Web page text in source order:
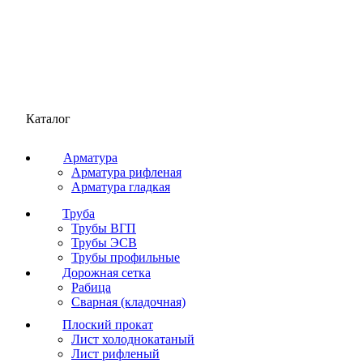
Каталог
Арматура
Арматура рифленая
Арматура гладкая
Труба
Трубы ВГП
Трубы ЭСВ
Трубы профильные
Дорожная сетка
Рабица
Сварная (кладочная)
Плоский прокат
Лист холоднокатаный
Лист рифленый